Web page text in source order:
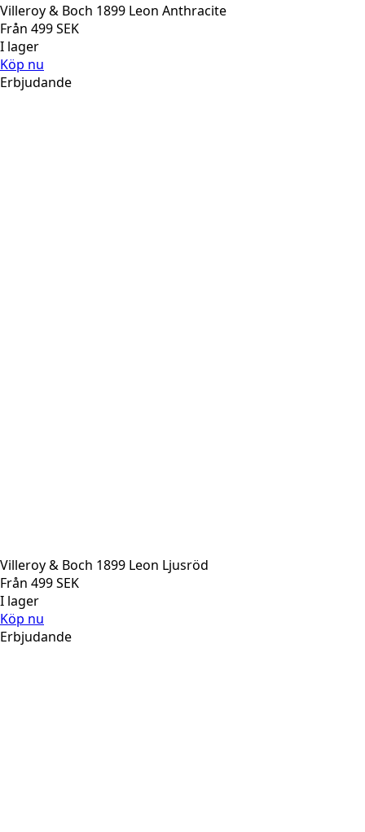
Villeroy & Boch 1899 Leon Anthracite
Från 499SEK
I lager
Köp nu
Erbjudande
Villeroy & Boch 1899 Leon Ljusröd
Från 499SEK
I lager
Köp nu
Erbjudande